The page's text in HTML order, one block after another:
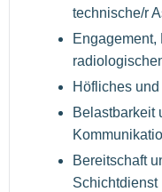
technische/r
Engagement,
Höfliches
Belastbarkeit
Bereitschaft
Schichtdienst